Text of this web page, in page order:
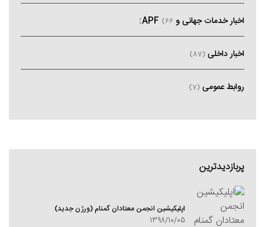
اخبار خدمات جهانی و APF (66)
اخبار داخلی (87)
روابط عمومی (7)
پربازدیدترین
اپلیکیشین انجمن معتادان گمنام (ورژن جدید)
1398/10/05